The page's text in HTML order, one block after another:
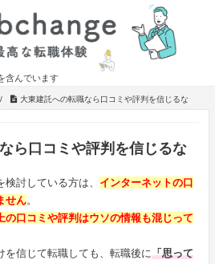
含んでいます
/ 大東建託への転職なら口コミや評判を信じるな
ら口コミや評判を信じるな
検討している方は、 インターネットの口
せん。
の口コミや評判はウソの情報も混じって
を信じて転職しても、転職後に「思って